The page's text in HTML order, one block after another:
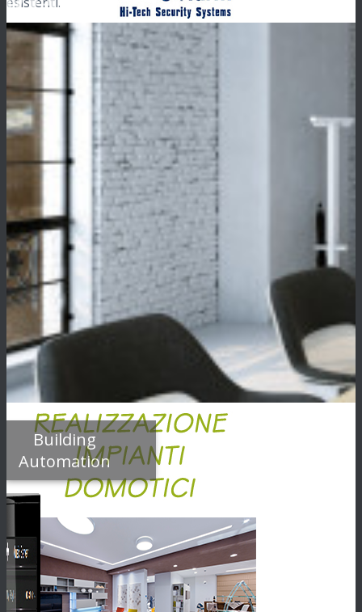
Building
Automation
Domo Innovation ha investito e continua a investire nella
ricerca e nello sviluppo di nuove soluzioni, per essere in
grado di garantire sempre il massimo dell’affidabilità e
della flessibilità di cui un
sistema domotico
a meno.
In Evidenza